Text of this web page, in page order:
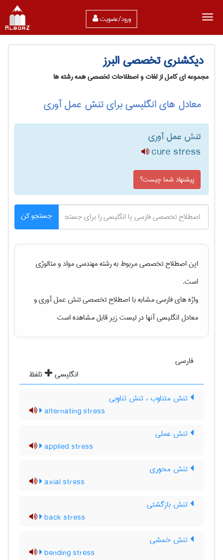
ورود/عضویت
دیکشنری تخصصی البرز
مجموعه ای کامل از لغات و اصطلاحات تخصصی همه رشته ها
معادل های انگلیسی برای تنش عمل آوری
تنش عمل آوری
cure stress
پیشنهاد شما چیست؟
جستجو کن
این اصطلاح تخصصی مربوط به رشتهمهندسی مواد و متالوژی
است.
واژه های فارسی مشابه با اصطلاح تخصصیتنش عمل آوریو
معادل انگلیسی آنها در لیست زیر قابل مشاهده است
فارسی
انگلیسی
تلفظ
تنش متناوب ، تنش تناوبی
alternating stress
تنش عملی
applied stress
تنش محوری
axial stress
تنش بازگشتی
back stress
تنش خمشی
bending stress